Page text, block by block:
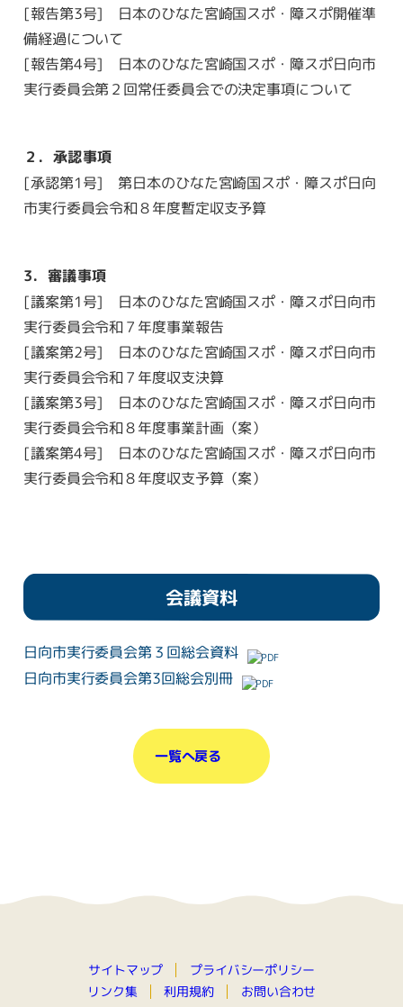
[報告第3号] 日本のひなた宮崎国スポ・障スポ開催準
備経過について
[報告第4号] 日本のひなた宮崎国スポ・障スポ日向市
実行委員会第２回常任委員会での決定事項について
２．承認事項
[承認第1号] 第日本のひなた宮崎国スポ・障スポ日向
市実行委員会令和８年度暫定収支予算
3．審議事項
[議案第1号] 日本のひなた宮崎国スポ・障スポ日向市
実行委員会令和７年度事業報告
[議案第2号] 日本のひなた宮崎国スポ・障スポ日向市
実行委員会令和７年度収支決算
[議案第3号] 日本のひなた宮崎国スポ・障スポ日向市
実行委員会令和８年度事業計画（案）
[議案第4号] 日本のひなた宮崎国スポ・障スポ日向市
実行委員会令和８年度収支予算（案）
会議資料
日向市実行委員会第３回総会資料
日向市実行委員会第3回総会別冊
一覧へ戻る
サイトマップ プライバシーポリシー
リンク集 利用規約 お問い合わせ